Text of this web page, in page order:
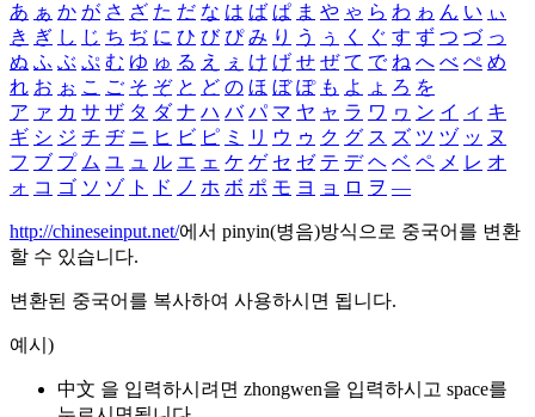
あ ぁ か が さ ざ た だ な は ば ぱ ま や ゃ ら わ ゎ ん い ぃ
き ぎ し じ ち ぢ に ひ び ぴ み り う ぅ く ぐ す ず つ づ っ
ぬ ふ ぶ ぷ む ゆ ゅ る え ぇ け げ せ ぜ て で ね へ べ ぺ め
れ お ぉ こ ご そ ぞ と ど の ほ ぼ ぽ も よ ょ ろ を
ア ァ カ サ ザ タ ダ ナ ハ バ パ マ ヤ ャ ラ ワ ヮ ン イ ィ キ
ギ シ ジ チ ヂ ニ ヒ ビ ピ ミ リ ウ ゥ ク グ ス ズ ツ ヅ ッ ヌ
フ ブ プ ム ユ ュ ル エ ェ ケ ゲ セ ゼ テ デ ヘ ベ ペ メ レ オ
ォ コ ゴ ソ ゾ ト ド ノ ホ ボ ポ モ ヨ ョ ロ ヲ ―
http://chineseinput.net/에서 pinyin(병음)방식으로 중국어를 변환
할 수 있습니다.
변환된 중국어를 복사하여 사용하시면 됩니다.
예시)
中文 을 입력하시려면 zhongwen을 입력하시고 space를